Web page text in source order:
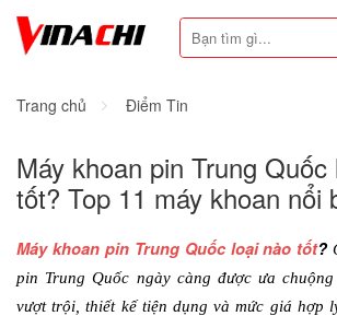
Trang chủ Điểm Tin
Máy khoan pin Trung Quốc
tốt? Top 11 máy khoan nổi
Máy khoan pin Trung Quốc loại nào tốt?
pin Trung Quốc ngày càng được ưa
vượt trội, thiết kế tiện dụng và mức giá hợp